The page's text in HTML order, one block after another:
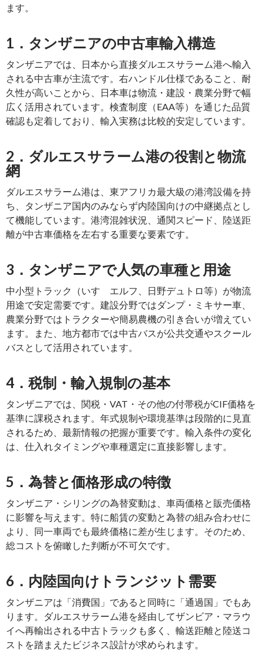
ます。
1．タンザニアの中古車輸入構造
タンザニアでは、日本から直接ダルエスサラーム港へ輸入
される中古車が主流です。右ハンドル仕様であること、耐
久性が高いことから、日本車は物流・建設・農業分野で幅
広く活用されています。検査制度（EAA等）を通じた品質
確認も定着しており、輸入実務は比較的安定しています。
2．ダルエスサラーム港の役割と物流
網
ダルエスサラーム港は、東アフリカ最大級の港湾設備を持
ち、タンザニア国内のみならず内陸国向けの中継拠点とし
て機能しています。港湾混雑状況、通関スピード、陸送距
離が中古車価格を左右する重要な要素です。
3．タンザニアで人気の車種と用途
中小型トラック（いすゞエルフ、日野デュトロ等）が物流
用途で安定需要です。建設分野ではダンプ・ミキサー車、
農業分野ではトラクターや簡易農機の引き合いが増えてい
ます。また、地方都市では中古バスが公共交通やスクール
バスとして活用されています。
4．税制・輸入規制の基本
タンザニアでは、関税・VAT・その他の付帯税がCIF価格を
基準に課税されます。年式規制や環境基準は段階的に見直
されるため、最新情報の把握が重要です。輸入条件の変化
は、仕入れタイミングや車種選定に直接影響します。
5．為替と価格形成の特徴
タンザニア・シリングの為替変動は、車両価格と販売価格
に影響を与えます。特に船賃の変動と為替の組み合わせに
より、同一車両でも最終価格に差が生じます。そのため、
総コストを俯瞰した判断が不可欠です。
6．内陸国向けトランジット需要
タンザニアは「消費国」であると同時に「通過国」でもあ
ります。ダルエスサラーム港を経由してザンビア・マラウ
イへ再輸出される中古トラックも多く、輸送距離と陸送コ
ストを踏まえたビジネス設計が求められます。